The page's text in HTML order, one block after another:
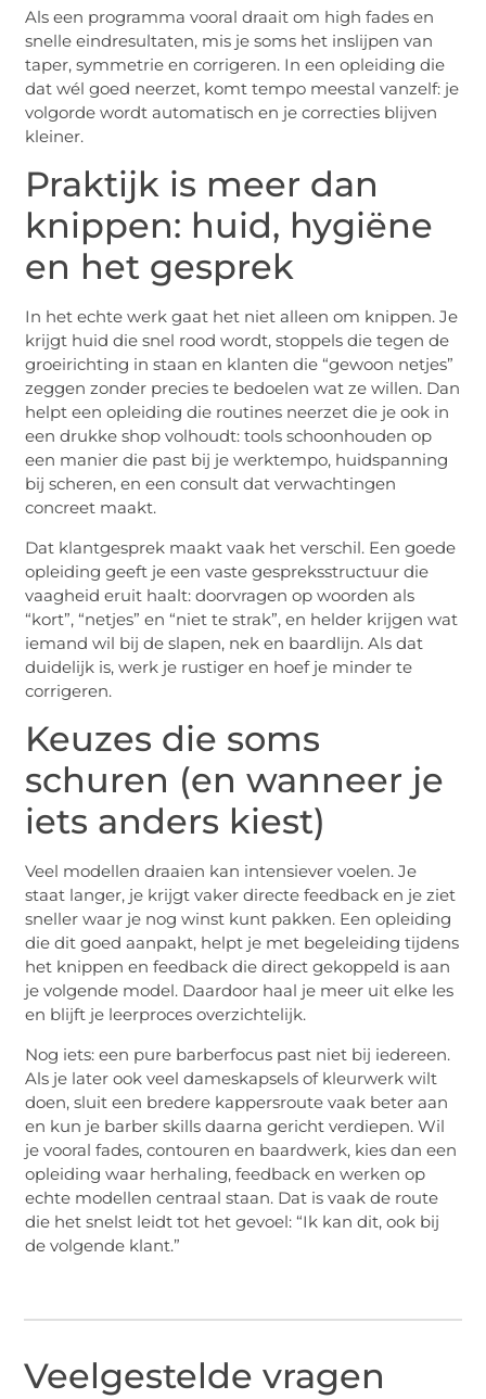
Als een programma vooral draait om high fades en
snelle eindresultaten, mis je soms het inslijpen van
taper, symmetrie en corrigeren. In een opleiding die
dat wél goed neerzet, komt tempo meestal vanzelf: je
volgorde wordt automatisch en je correcties blijven
kleiner.
Praktijk is meer dan
knippen: huid, hygiëne
en het gesprek
In het echte werk gaat het niet alleen om knippen. Je
krijgt huid die snel rood wordt, stoppels die tegen de
groeirichting in staan en klanten die “gewoon netjes”
zeggen zonder precies te bedoelen wat ze willen. Dan
helpt een opleiding die routines neerzet die je ook in
een drukke shop volhoudt: tools schoonhouden op
een manier die past bij je werktempo, huidspanning
bij scheren, en een consult dat verwachtingen
concreet maakt.
Dat klantgesprek maakt vaak het verschil. Een goede
opleiding geeft je een vaste gespreksstructuur die
vaagheid eruit haalt: doorvragen op woorden als
“kort”, “netjes” en “niet te strak”, en helder krijgen wat
iemand wil bij de slapen, nek en baardlijn. Als dat
duidelijk is, werk je rustiger en hoef je minder te
corrigeren.
Keuzes die soms
schuren (en wanneer je
iets anders kiest)
Veel modellen draaien kan intensiever voelen. Je
staat langer, je krijgt vaker directe feedback en je ziet
sneller waar je nog winst kunt pakken. Een opleiding
die dit goed aanpakt, helpt je met begeleiding tijdens
het knippen en feedback die direct gekoppeld is aan
je volgende model. Daardoor haal je meer uit elke les
en blijft je leerproces overzichtelijk.
Nog iets: een pure barberfocus past niet bij iedereen.
Als je later ook veel dameskapsels of kleurwerk wilt
doen, sluit een bredere kappersroute vaak beter aan
en kun je barber skills daarna gericht verdiepen. Wil
je vooral fades, contouren en baardwerk, kies dan een
opleiding waar herhaling, feedback en werken op
echte modellen centraal staan. Dat is vaak de route
die het snelst leidt tot het gevoel: “Ik kan dit, ook bij
de volgende klant.”
Veelgestelde vragen